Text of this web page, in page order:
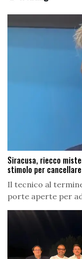
Siracusa, riecco
stimolo per
Il tecnico al
porte aperte per